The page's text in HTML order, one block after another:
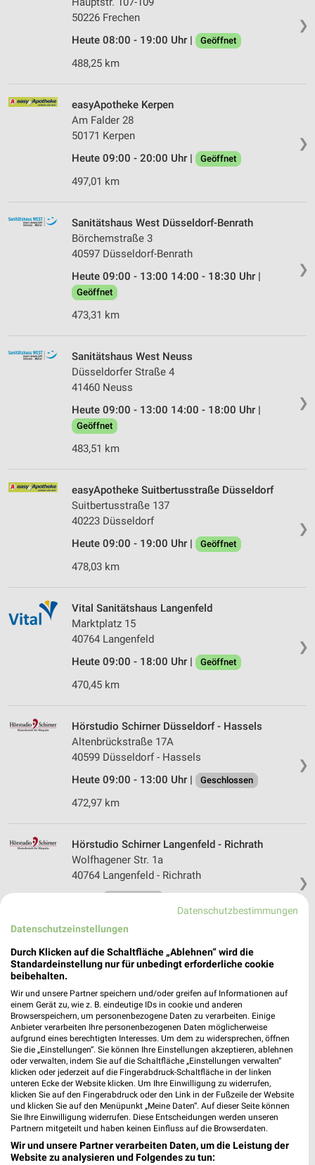
❯
50226 Frechen
Heute 08:00 - 19:00 Uhr |
Geöffnet
488,25 km
❯
easyApotheke Kerpen
Am Falder 28
50171 Kerpen
Heute 09:00 - 20:00 Uhr |
Geöffnet
497,01 km
❯
Sanitätshaus West Düsseldorf-Benrath
Börchemstraße 3
40597 Düsseldorf-Benrath
Heute 09:00 - 13:00 14:00 - 18:30 Uhr |
Geöffnet
473,31 km
❯
Sanitätshaus West Neuss
Düsseldorfer Straße 4
41460 Neuss
Heute 09:00 - 13:00 14:00 - 18:00 Uhr |
Geöffnet
483,51 km
❯
easyApotheke Suitbertusstraße Düsseldorf
Suitbertusstraße 137
40223 Düsseldorf
Heute 09:00 - 19:00 Uhr |
Geöffnet
478,03 km
❯
Vital Sanitätshaus Langenfeld
Marktplatz 15
40764 Langenfeld
Heute 09:00 - 18:00 Uhr |
Geöffnet
470,45 km
❯
Hörstudio Schirner Düsseldorf - Hassels
Altenbrückstraße 17A
40599 Düsseldorf - Hassels
Heute 09:00 - 13:00 Uhr |
Geschlossen
472,97 km
❯
Hörstudio Schirner Langenfeld - Richrath
Wolfhagener Str. 1a
40764 Langenfeld - Richrath
MEDISPORT im MediTower Hilden
40721 Hilden
Heute 08:00 - 20:00 Uhr | Geöffnet
469,79 km
rehashop.de Showroom Düsseldorf
Immermannstraße 15
40210 Düsseldorf
Heute 10:00 - 18:00 Uhr | Geöffnet
476,50 km
Datenschutzbestimmungen
Datenschutzeinstellungen
Durch Klicken auf die Schaltfläche „Ablehnen“ wird die
Standardeinstellung nur für unbedingt erforderliche cookie
beibehalten.
Wir und unsere Partner speichern und/oder greifen auf Informationen auf
einem Gerät zu, wie z. B. eindeutige IDs in cookie und anderen
Browserspeichern, um personenbezogene Daten zu verarbeiten. Einige
Anbieter verarbeiten Ihre personenbezogenen Daten möglicherweise
aufgrund eines berechtigten Interesses. Um dem zu widersprechen, öffnen
Sie die „Einstellungen“. Sie können Ihre Einstellungen akzeptieren, ablehnen
oder verwalten, indem Sie auf die Schaltfläche „Einstellungen verwalten“
klicken oder jederzeit auf die Fingerabdruck-Schaltfläche in der linken
unteren Ecke der Website klicken. Um Ihre Einwilligung zu widerrufen,
klicken Sie auf den Fingerabdruck oder den Link in der Fußzeile der Website
und klicken Sie auf den Menüpunkt „Meine Daten“. Auf dieser Seite können
Sie Ihre Einwilligung widerrufen. Diese Entscheidungen werden unseren
Partnern mitgeteilt und haben keinen Einfluss auf die Browserdaten.
Wir und unsere Partner verarbeiten Daten, um die Leistung der
Website zu analysieren und Folgendes zu tun: